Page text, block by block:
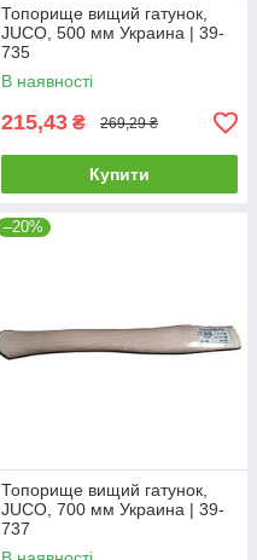
Топорище вищий гатунок,
JUCO, 500 мм Украина | 39-
735
В наявності
215,43 ₴ 269,29 ₴
Купити
–20%
Топорище вищий гатунок,
JUCO, 700 мм Украина | 39-
737